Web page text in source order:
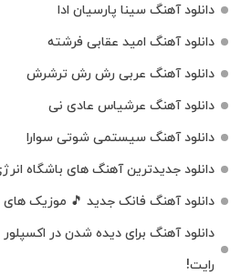
دانلود آهنگ سینا پارسیان ادا
دانلود آهنگ امید عقابی فرشته
دانلود آهنگ عربی رش رش ترشرش
دانلود آهنگ عرشیاس عادی نی
دانلود آهنگ سیستمی شوتی سوارا
دانلود جدیدترین آهنگ‌ های باشگاه
دانلود آهنگ فانک جدید 🎵 موزیک‌
دانلود آهنگ برای دیده شدن در
رایت!